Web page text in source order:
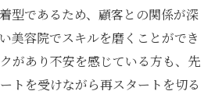
の美容院での実務経験
ムでの柔軟なキャリアパス
再スタート支援プログラム
型であるため、顧客との関係が深
美容院でスキルを磨くことができ
があり不安を感じている方も、先
トを受けながら再スタートを切る